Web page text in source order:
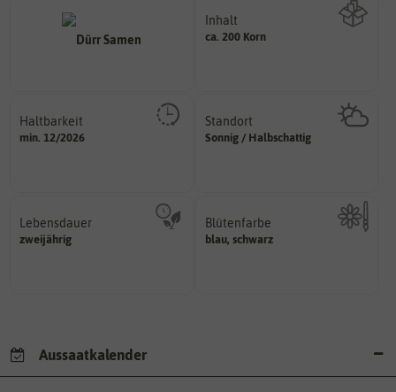
Inhalt
ca. 200 KornWie viel ist enthalten
Haltbarkeit
min. 12/2026
und Pflanzgut sehr gut keimen
sollte.
Standort
Sonnig / Halbschattig
Pflanze? (schattig, halbschattig,
sonnig, vollsonnig)
Lebensdauer
zweijährig
einjährig, zweijährig oder
mehrjährig.
Blütenfarbe
blau, schwarz
Kann auch mehrfarbig sein.
Aussaatkalender